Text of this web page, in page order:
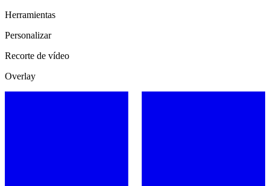
Herramientas
Personalizar
Recorte de vídeo
Overlay